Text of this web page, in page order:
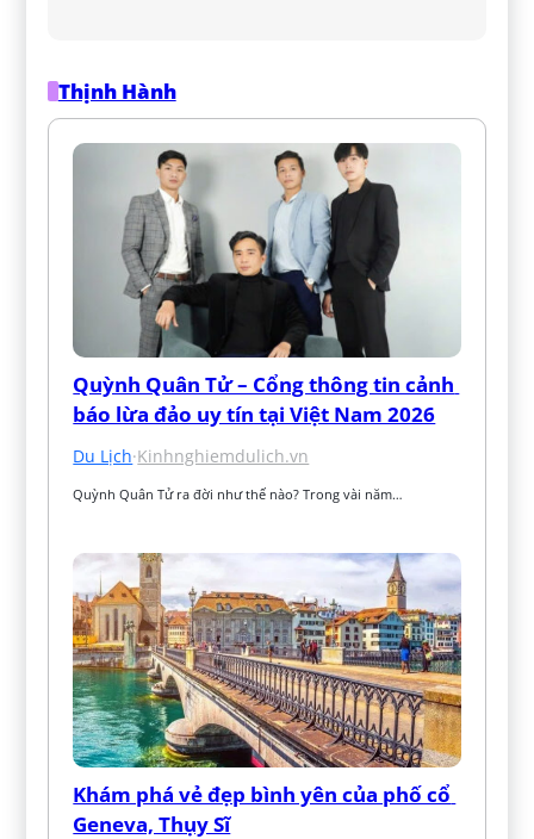
Thịnh Hành
Quỳnh Quân Tử – Cổng thông tin cảnh
báo lừa đảo uy tín tại Việt Nam 2026
Du Lịch·Kinhnghiemdulich.vn
Quỳnh Quân Tử ra đời như thế nào? Trong vài năm…
Khám phá vẻ đẹp bình yên của phố cổ
Geneva, Thụy Sĩ